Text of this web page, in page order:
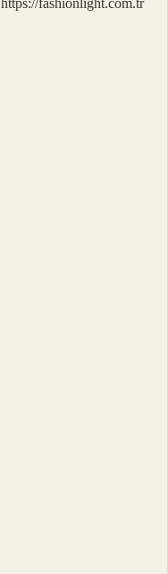
https://fashionlight.com.tr